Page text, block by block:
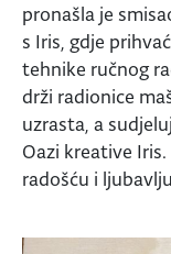
pronašla je
s Iris, gdje
tehnike ručnog
drži radionice
uzrasta, a
Oazi kreative
radošću i